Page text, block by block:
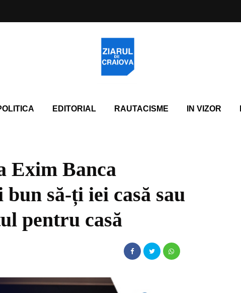
EDITORIAL RAUTACISME IN VIZOR
Exim Banca
să-ți iei casă sau
pentru casă